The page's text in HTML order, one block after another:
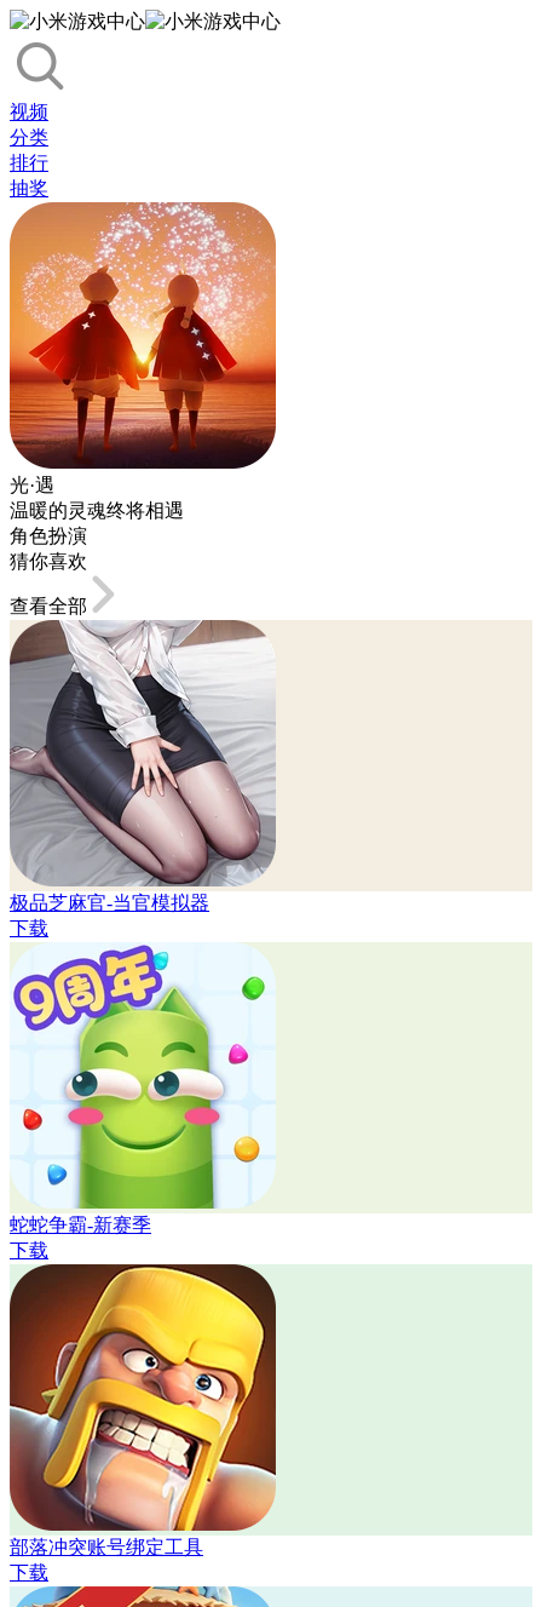
视频
分类
排行
抽奖
光·遇
温暖的灵魂终将相遇
角色扮演
猜你喜欢
查看全部
极品芝麻官-当官模拟器
下载
蛇蛇争霸-新赛季
下载
部落冲突账号绑定工具
下载